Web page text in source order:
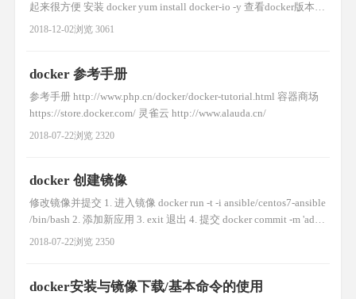
起来很方便 安装 docker yum install docker-io -y 查看docker版本号
docker -v 启动docker service docker start 设置开机启动 chkconfig
2018-12-02浏览 3061
docker 参考手册
参考手册 http://www.php.cn/docker/docker-tutorial.html 容器商场
https://store.docker.com/ 灵雀云 http://www.alauda.cn/
2018-07-22浏览 2320
docker 创建镜像
修改镜像并提交 1. 进入镜像 docker run -t -i ansible/centos7-ansible
/bin/bash 2. 添加新应用 3. exit 退出 4. 提交 docker commit -m 'add
new' -a 'docker container' 7gjjhdf6fcfg newname:v1
2018-07-22浏览 2350
docker安装与镜像下载/基本命令的使用